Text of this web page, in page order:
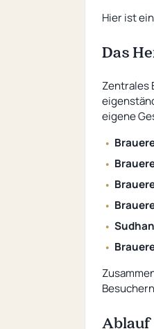
Hier ist
Das
Zentrales
eigene